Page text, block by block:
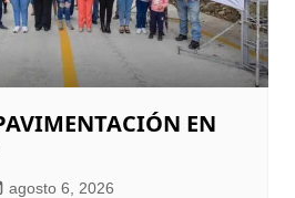
EN
agosto 6, 2026